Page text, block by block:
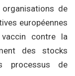
de
européennes
vaccin contre la
des stocks
processus de